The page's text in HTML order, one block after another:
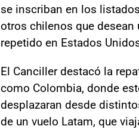
se inscriban en los
otros chilenos que
repetido en Estados
El Canciller destacó la
como Colombia, donde
desplazaran desde
de un vuelo Latam, que